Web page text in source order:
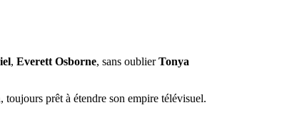
, Everett Osborne, sans oublierTonya
, toujours prêt à étendre son empire télévisuel.